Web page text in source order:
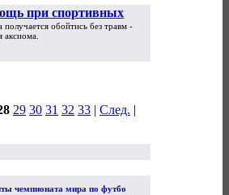
при спортивных
получается обойтись без травм -
аксиома.
29 30 31 32 33 | След. |
чемпионата мира по футболу